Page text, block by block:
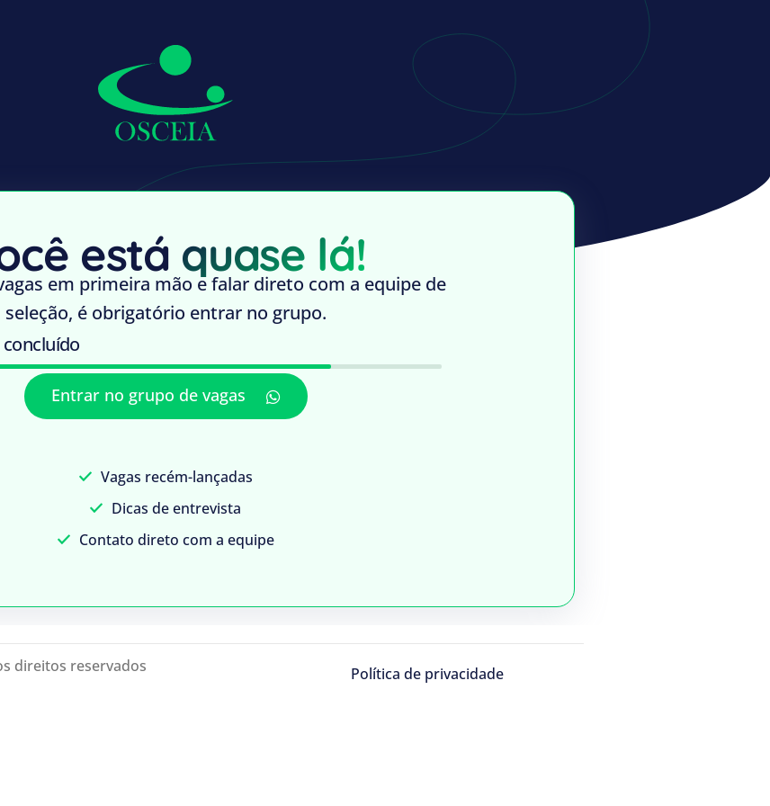
está quase lá!
em primeira mão e falar direto com a equipe de
seleção, é obrigatório entrar no grupo.
Entrar no grupo de vagas
Vagas recém-lançadas
Dicas de entrevista
Contato direto com a equipe
direitos reservados Política de privacidade